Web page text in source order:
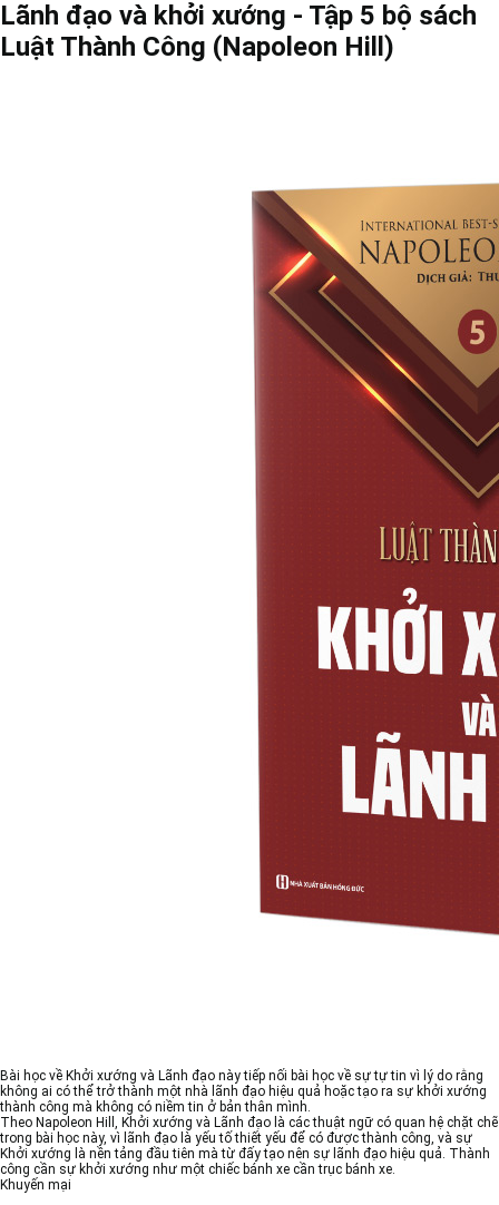
Lãnh đạo và khởi xướng - Tập 5 bộ sách
Luật Thành Công (Napoleon Hill)
Bài học về Khởi xướng và Lãnh đạo này tiếp nối bài học về sự tự tin vì lý do rằng
không ai có thể trở thành một nhà lãnh đạo hiệu quả hoặc tạo ra sự khởi xướng
thành công mà không có niềm tin ở bản thân mình.
Theo Napoleon Hill, Khởi xướng và Lãnh đạo là các thuật ngữ có quan hệ chặt chẽ
trong bài học này, vì lãnh đạo là yếu tố thiết yếu để có được thành công, và sự
Khởi xướng là nền tảng đầu tiên mà từ đấy tạo nên sự lãnh đạo hiệu quả. Thành
công cần sự khởi xướng như một chiếc bánh xe cần trục bánh xe.
Khuyến mại